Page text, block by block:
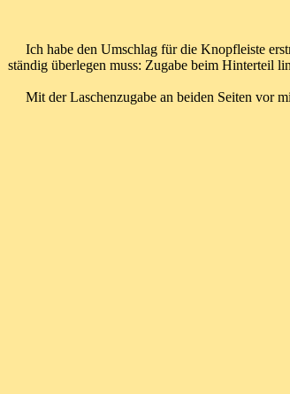
Ich habe den Umschlag für die Knopfleiste
ständig überlegen muss: Zugabe beim Hinterteil
Mit der Laschenzugabe an beiden Seiten vor